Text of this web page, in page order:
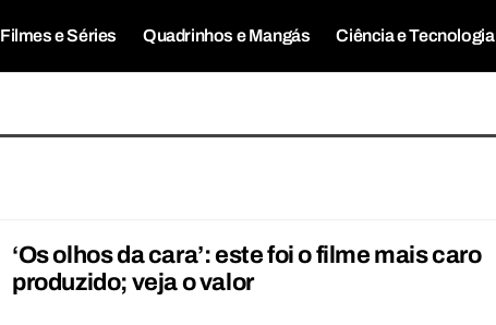
Filmes e Séries Quadrinhos e Mangás Ciência e Tecnologia
‘Os olhos da cara’: este foi o filme mais caro
produzido; veja o valor